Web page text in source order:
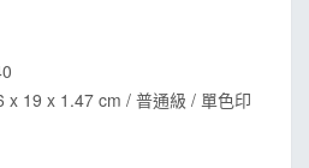
x 19 x 1.47 cm / 普通級 / 單色印